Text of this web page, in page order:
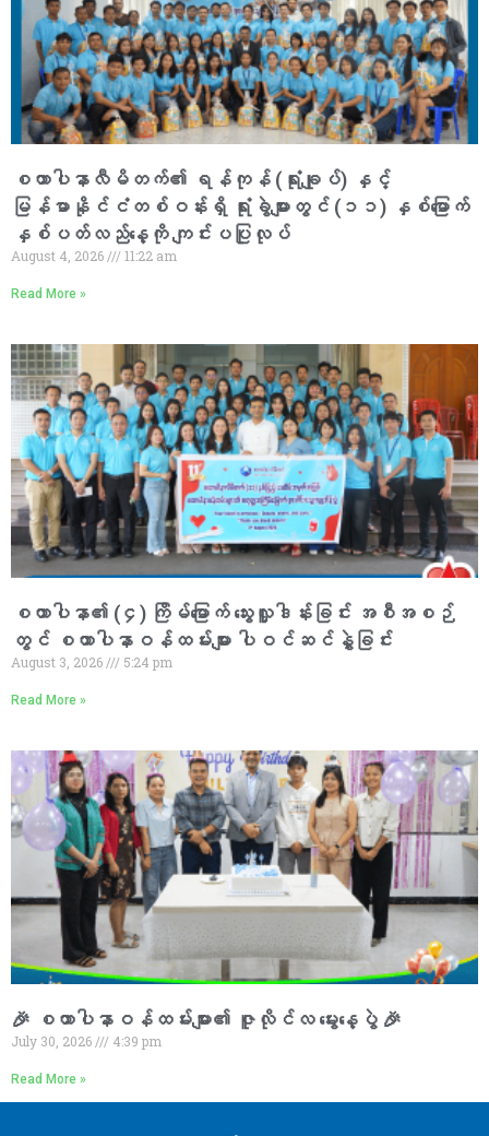
စထာပါနာလီမိတက်၏ ရန်ကုန် (ရုံးချုပ်) နှင့်
မြန်မာနိုင်ငံတစ်ဝန်းရှိ ရုံးခွဲများတွင် (၁၁) နှစ်မြောက်
နှစ်ပတ်လည်နေ့ကို ကျင်းပပြုလုပ်
August 4, 2026 11:22 am
Read More »
စထာပါနာ၏ (၄) ကြိမ်မြောက် သွေးလှူဒါန်းခြင်း အစီအစဉ်
တွင် စထာပါနာဝန်ထမ်းများ ပါဝင်ဆင်နွှဲခြင်း
August 3, 2026 5:24 pm
Read More »
🎉 စထာပါနာဝန်ထမ်းများ၏ ဇူလိုင်လ မွေးနေ့ပွဲ 🎉
July 30, 2026 4:39 pm
Read More »